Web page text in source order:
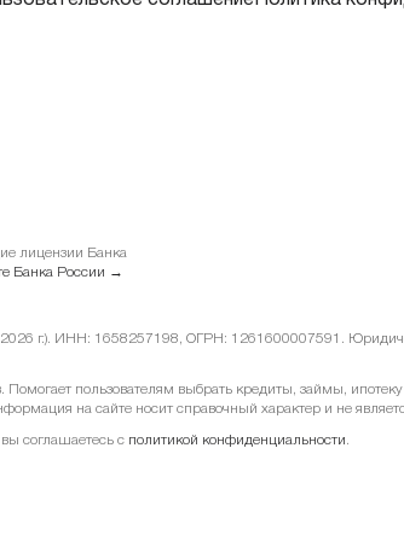
лицензии Банка
Банка России →
2026 г.). ИНН: 1658257198, ОГРН: 1261600007591.
пользователям выбрать кредиты, займы,
на сайте носит справочный характер и не
соглашаетесь с политикой конфиденциальности